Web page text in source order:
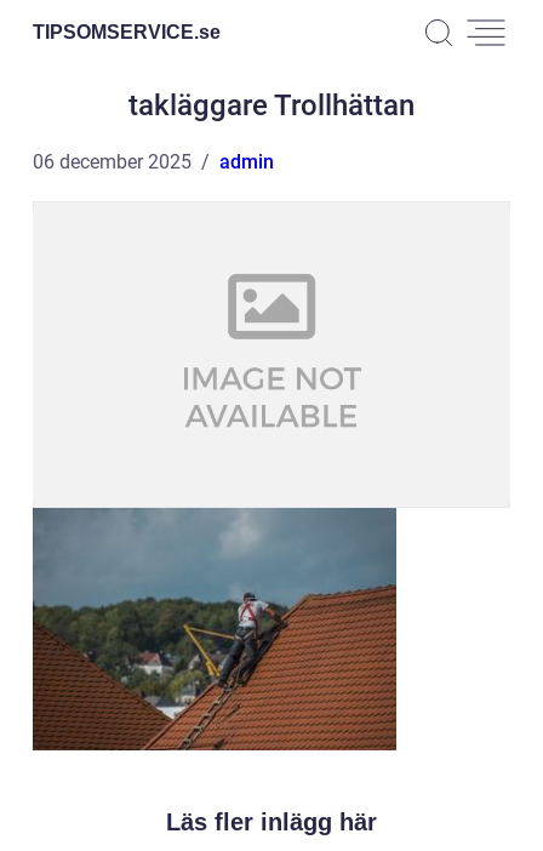
TIPSOMSERVICE.se
takläggare Trollhättan
06 december 2025 admin
Läs fler inlägg här